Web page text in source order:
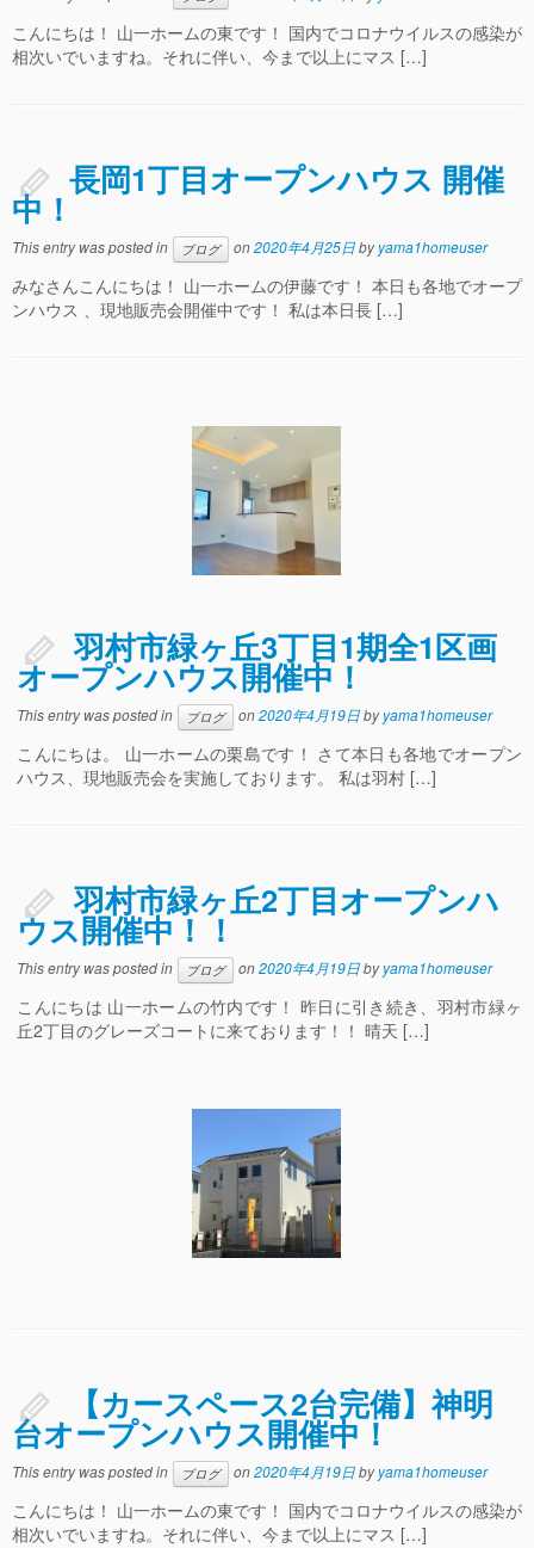
こんにちは！ 山一ホームの東です！ 国内でコロナウイルスの感染が
相次いでいますね。それに伴い、今まで以上にマス […]
長岡1丁目オープンハウス 開催
中！
This entry was posted in ブログ on2020年4月25日byyama1homeuser
みなさんこんにちは！ 山一ホームの伊藤です！ 本日も各地でオープ
ンハウス 、現地販売会開催中です！ 私は本日長 […]
羽村市緑ヶ丘3丁目1期全1区画
オープンハウス開催中！
This entry was posted in ブログ on2020年4月19日byyama1homeuser
こんにちは。 山一ホームの栗島です！ さて本日も各地でオープン
ハウス、現地販売会を実施しております。 私は羽村 […]
羽村市緑ヶ丘2丁目オープンハ
ウス開催中！！
This entry was posted in ブログ on2020年4月19日byyama1homeuser
こんにちは 山一ホームの竹内です！ 昨日に引き続き、羽村市緑ヶ
丘2丁目のグレーズコートに来ております！！ 晴天 […]
【カースペース2台完備】神明
台オープンハウス開催中！
This entry was posted in ブログ on2020年4月19日byyama1homeuser
こんにちは！ 山一ホームの東です！ 国内でコロナウイルスの感染が
相次いでいますね。それに伴い、今まで以上にマス […]